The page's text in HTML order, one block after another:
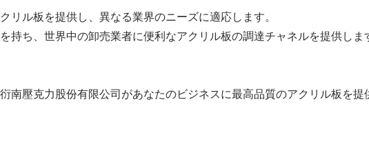
リル板を提供し、異なる業界のニーズに適応します。
ち、世界中の卸売業者に便利なアクリル板の調達チャネルを提供しま
南壓克力股份有限公司があなたのビジネスに最高品質のアクリル板を提